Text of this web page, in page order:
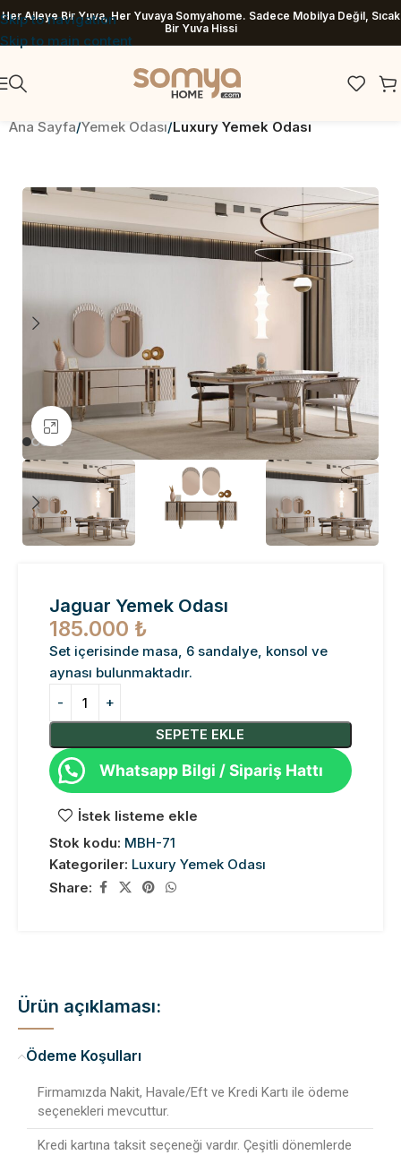
Skip to navigation
Skip to main content
Her Aileye Bir Yuva, Her Yuvaya Somyahome. Sadece Mobilya Değil, Sıcak
Bir Yuva Hissi
Ana Sayfa Yemek Odası Luxury Yemek Odası
Büyütmek için tıklayın
Jaguar Yemek Odası
185.000 ₺
Set içerisinde masa, 6 sandalye, konsol ve
aynası bulunmaktadır.
SEPETE EKLE
Whatsapp Bilgi / Sipariş Hattı
İstek listeme ekle
Stok kodu: MBH-71
Kategoriler: Luxury Yemek Odası
Share:
Ürün açıklaması:
Ödeme Koşulları
Firmamızda Nakit, Havale/Eft ve Kredi Kartı ile ödeme
seçenekleri mevcuttur.
Kredi kartına taksit seçeneği vardır. Çeşitli dönemlerde